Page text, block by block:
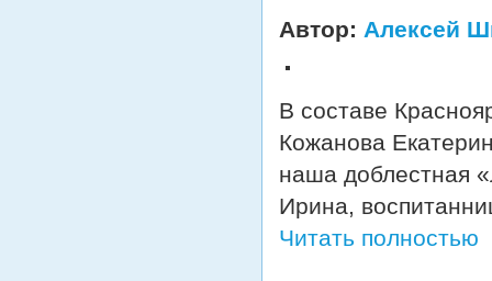
Автор: Алексей
В составе
Кожанова
наша доблестная
Ирина,
Читать полностью